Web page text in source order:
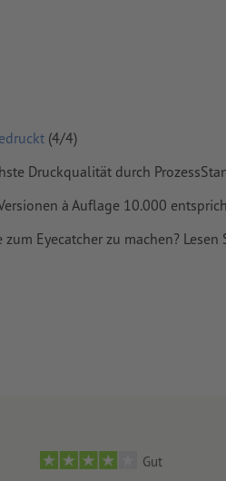
gedruckt
mitgedruckt
(4/4)
Druckqualität durch
à Auflage 10.000
Eyecatcher zu machen? Lesen
Gut